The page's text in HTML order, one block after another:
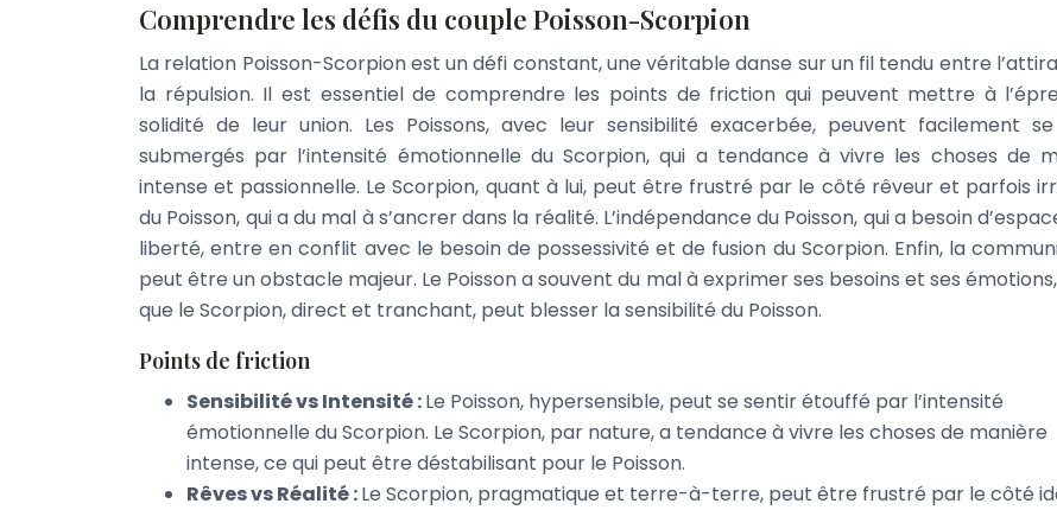
Comprendre les défis du couple Poisson-Scorpion
La relation Poisson-Scorpion est un défi constant, une véritable danse sur un fil tendu entre
la répulsion. Il est essentiel de comprendre les points de friction qui peuvent mettre à
solidité de leur union. Les Poissons, avec leur sensibilité exacerbée, peuvent facilement
submergés par l’intensité émotionnelle du Scorpion, qui a tendance à vivre les choses de
intense et passionnelle. Le Scorpion, quant à lui, peut être frustré par le côté rêveur et parfois
du Poisson, qui a du mal à s’ancrer dans la réalité. L’indépendance du Poisson, qui a besoin
liberté, entre en conflit avec le besoin de possessivité et de fusion du Scorpion. Enfin, la
peut être un obstacle majeur. Le Poisson a souvent du mal à exprimer ses besoins et ses
que le Scorpion, direct et tranchant, peut blesser la sensibilité du Poisson.
Points de friction
Sensibilité vs Intensité :Le Poisson, hypersensible, peut se sentir étouffé par l’intensité
émotionnelle du Scorpion. Le Scorpion, par nature, a tendance à vivre les choses de manière
intense, ce qui peut être déstabilisant pour le Poisson.
Rêves vs Réalité :Le Scorpion, pragmatique et terre-à-terre, peut être frustré par le côté